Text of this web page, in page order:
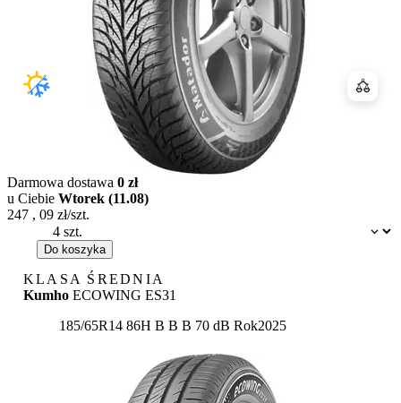
Dostępność:
Darmowa dostawa 0 zł
u Ciebie Wtorek (11.08)
247 , 09 zł/szt.
Do koszyka
KLASA ŚREDNIA
Kumho ECOWING ES31
185/65R14 86H Etykieta:
B B B 70 dB Rok2025